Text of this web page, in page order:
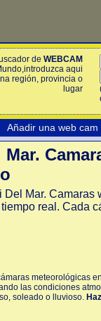
de WEBCAM
aqui
región, provincia o
lugar
Añadir una web cam
Mar. Camaras
real. Cada
meteorológicas
las condiciones
soleado o lluvioso.